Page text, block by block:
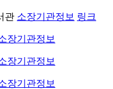
관 소장기관정보 링크
장기관정보
장기관정보
장기관정보